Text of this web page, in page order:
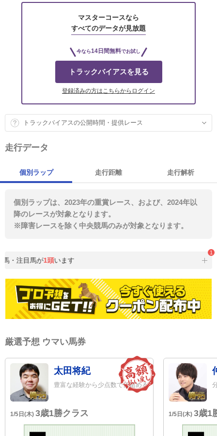
マスターコースなら
すべてのデータが見放題
今なら14日間無料でお試し
トラックバイアスを見る
登録済みの方はこちらからログイン
トラックバイアスの公開時間・提供レース
走行データ
個別ラップ 走行距離 走行解析
個別ラップは、2023年の重賞レース、および、2024年以
降のレースが対象となります。
※障害レースを除く中央競馬のみが対象となります。
・注目馬が1頭います
1
厳選予想 ウマい馬券
太田将紀
豊富な経験から少点数で仕留める
1/5日(木) 3歳1勝クラス 1/5日(木) 3歳1